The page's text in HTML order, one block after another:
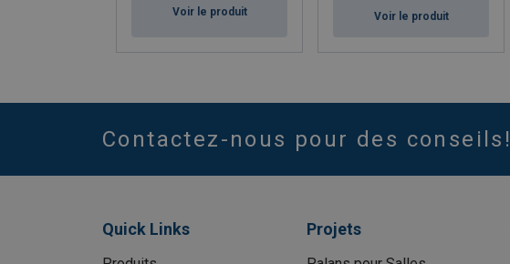
Voir le produit Voir le produit
Contactez-nous pour des conseils!
Quick Links Projets